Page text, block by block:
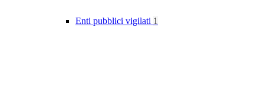
Enti pubblici vigilati 1